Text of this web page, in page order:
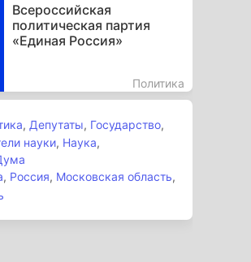
Всероссийская
политическая партия
«Единая Россия»
Политика
, Депутаты, Государство,
науки, Наука,
, Россия, Московская область,